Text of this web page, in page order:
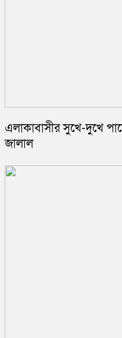
এলাকাবাসীর সুখে-দুখে
জালাল